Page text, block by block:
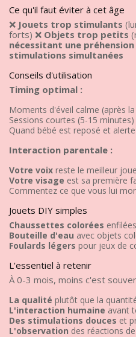
Ce qu'il faut éviter à cet âge
❌ Jouets trop stimulants
forts) ❌ Objets trop petits
nécessitant une
stimulations simultanées
Conseils d'utilisation
Timing optimal :
Moments d'éveil calme (après
Sessions courtes (5-15 minutes)
Quand bébé est reposé et alerte
Interaction parentale :
Votre voix reste le meilleur
Votre visage est sa première
Commentez ce que vous lui
Jouets DIY simples
Chaussettes colorées
Bouteille d'eau avec objets
Foulards légers pour jeux de
L'essentiel à retenir
À 0-3 mois, moins c'est
La qualité plutôt que la
L'interaction humaine avant
Des stimulations douces et
L'observation des réactions